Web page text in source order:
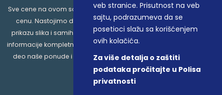
veb stranice. Prisutnost na veb
sajtu, podrazumeva da se
posetioci slažu sa korišćenjem
ovih kolačića.
Za više detalja o zaštiti
podataka pročitajte u Polisa
privatnosti
Sve cene na ovom sajtu iskazane su u dinarima. PDV je uračunat u
cenu. Nastojimo da budemo što precizniji u opisu proizvoda,
prikazu slika i samih cena, ali ne možemo garantovati da su sve
informacije kompletne i bez grešaka. Svi artikli prikazani na sajtu su
deo naše ponude i ne podrazumeva da su dostupni u svakom
trenutku.